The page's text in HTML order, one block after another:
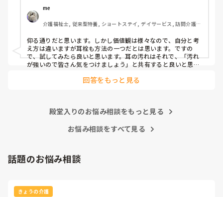
かと）、皆さんどう思われますか？
me
介護福祉士, 従来型特養, ショートステイ, デイサービス, 訪問介護,
仰る通りだと思います。しかし価値観は様々なので、自分と考
え方は違いますが耳栓も方法の一つだとは思います。ですの
で、試してみたら良いと思います。耳の汚れはそれで、「汚れ
が強いので皆さん気をつけましょう」と共有すると良いと思い
回答をもっと見る
殿堂入りのお悩み相談をもっと見る
お悩み相談をすべて見る
話題のお悩み相談
きょうの介護